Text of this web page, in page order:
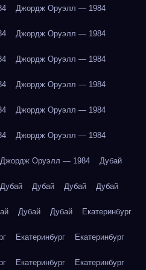
Джордж Оруэлл — 1984
Джордж Оруэлл — 1984
Джордж Оруэлл — 1984
Джордж Оруэлл — 1984
Джордж Оруэлл — 1984
Джордж Оруэлл — 1984
Джордж Оруэлл — 1984 Дубай
Дубай Дубай Дубай Дубай
Дубай Дубай Екатеринбург
Екатеринбург Екатеринбург
Екатеринбург Екатеринбург